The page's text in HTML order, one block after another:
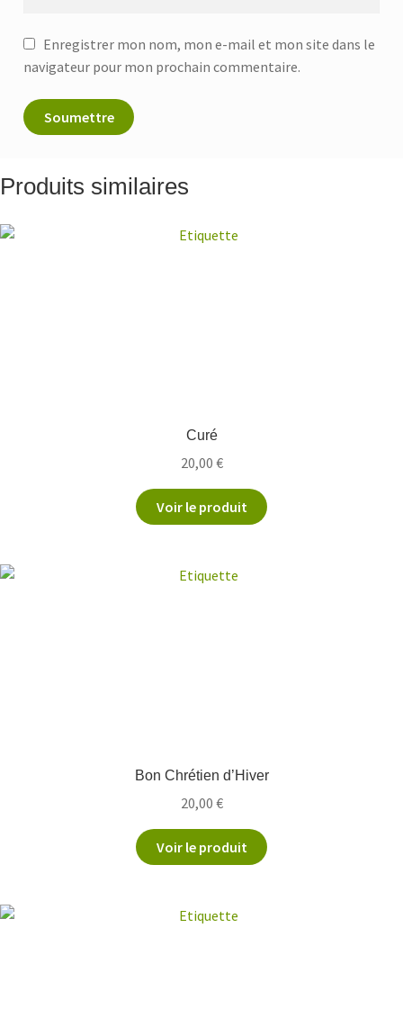
Enregistrer mon nom, mon e-mail et mon site dans le
navigateur pour mon prochain commentaire.
Produits similaires
Curé
20,00 €
Voir le produit
Bon Chrétien d’Hiver
20,00 €
Voir le produit